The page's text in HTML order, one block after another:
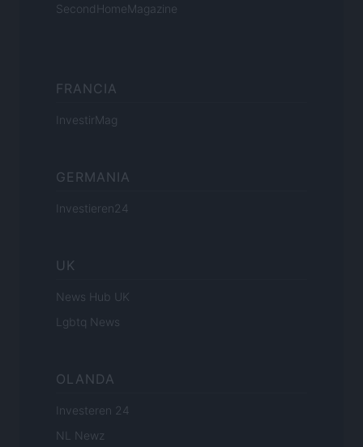
SecondHomeMagazine
FRANCIA
InvestirMag
GERMANIA
Investieren24
UK
News Hub UK
Lgbtq News
OLANDA
Investeren 24
NL Newz